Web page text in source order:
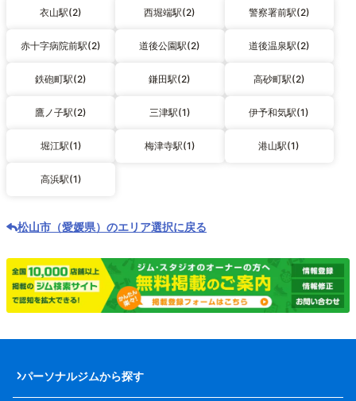
衣山駅(2) 西堀端駅(2) 警察署前駅(2)
赤十字病院前駅(2) 道後公園駅(2) 道後温泉駅(2)
鉄砲町駅(2) 鎌田駅(2) 高砂町駅(2)
鷹ノ子駅(2) 三津駅(1) 伊予和気駅(1)
堀江駅(1) 梅津寺駅(1) 港山駅(1)
高浜駅(1)
松山市（愛媛県）のエリア選択に戻る
パーソナルジムから探す